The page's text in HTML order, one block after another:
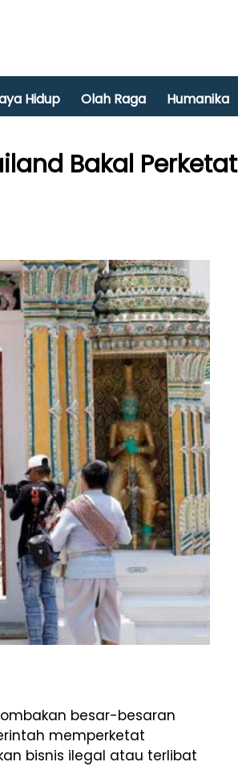
Hidup Olah Raga Humanika
Bakal Perketat
besar-besaran
memperketat
bisnis ilegal atau terlibat